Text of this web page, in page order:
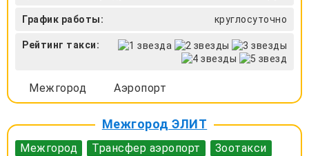
График работы: круглосуточно
Рейтинг такси:
Межгород Аэропорт
Межгород ЭЛИТ
Межгород Трансфер аэропорт Зоотакси